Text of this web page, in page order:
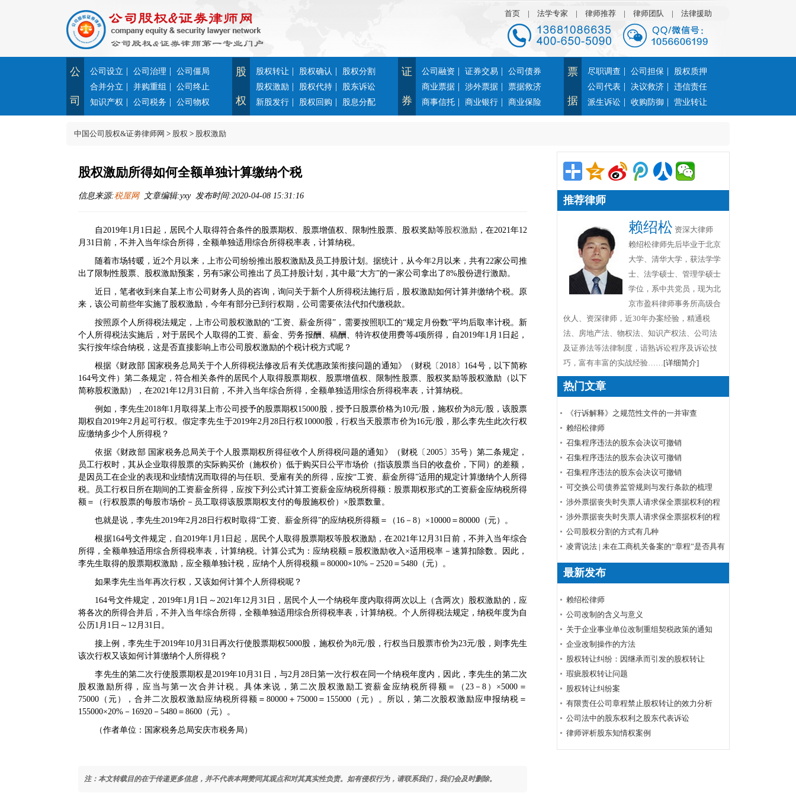
首页 | 法学专家 | 律师推荐 | 律师团队 | 法律援助
公
司
公司设立 | 公司治理 |
公司僵局
合并分立 | 并购重组 |
公司终止
知识产权 | 公司税务 | 公司物权
股
权
股权转让 | 股权确认 |
股权分割
股权激励 | 股权代持 |
股东诉讼
新股发行 | 股权回购 | 股息分配
证
券
公司融资 | 证券交易 |
公司债券
商业票据 | 涉外票据 |
票据救济
商事信托 | 商业银行 | 商业保险
票
据
尽职调查 | 公司担保 |
股权质押
公司代表 | 决议救济 |
违信责任
派生诉讼 | 收购防御 | 营业转让
中国公司股权&证劵律师网 > 股权 > 股权激励
股权激励所得如何全额单独计算缴纳个税
信息来源:税屋网文章编辑:yxy 发布时间:2020-04-08 15:31:16
自2019年1月1日起，居民个人取得符合条件的股票期权、股票增值权、限制性股票、股权奖励等股权激励 ，在2021年12
月31日前，不并入当年综合所得，全额单独适用综合所得税率表，计算纳税。
随着市场转暖，近2个月以来，上市公司纷纷推出股权激励及员工持股计划。据统计，从今年2月以来，共有22家公司推
出了限制性股票、股权激励预案，另有5家公司推出了员工持股计划，其中最“大方”的一家公司拿出了8%股份进行激励。
近日，笔者收到来自某上市公司财务人员的咨询，询问关于新个人所得税法施行后，股权激励如何计算并缴纳个税。原
来，该公司前些年实施了股权激励，今年有部分已到行权期，公司需要依法代扣代缴税款。
按照原个人所得税法规定，上市公司股权激励的“工资、薪金所得”，需要按照职工的“规定月份数”平均后取率计税。 新
个人所得税法实施后，对于居民个人取得的工资、薪金、劳务报酬、稿酬、特许权使用费等4项所得，自2019年1月1日起，
实行按年综合纳税，这是否直接影响上市公司股权激励的个税计税方式呢？
根据《财政部 国家税务总局关于个人所得税法修改后有关优惠政策衔接问题的通知》（ 财税〔2018〕164号，以下简称
164号文件）第二条规定，符合相关条件的居民个人取得股票期权、股票增值权、限制性股票、股权奖励等股权激励（以下
简称股权激励），在2021年12月31日前，不并入当年综合所得，全额单独适用综合所得税率表，计算纳税。
例如，李先生2018年1月取得某上市公司授予的股票期权15000股，授予日股票价格为10元/股，施权价为8元/股，该股票
期权自2019年2月起可行权。假定李先生于2019年2月28日行权10000股，行权当天股票市价为16元/股，那么李先生此次行权
应缴纳多少个人所得税？
依据《财政部 国家税务总局关于个人股票期权所得征收个人所得税问题的通知 》（ 财税〔2005〕35号 ）第二条规定，
员工行权时，其从企业取得股票的实际购买价（施权价）低于购买日公平市场价（指该股票当日的收盘价，下同）的差额，
是因员工在企业的表现和业绩情况而取得的与任职、受雇有关的所得，应按“工资、薪金所得”适用的规定计算缴纳个人所得
税。员工行权日所在期间的工资薪金所得，应按下列公式计算工资薪金应纳税所得额：股票期权形式的工资薪金应纳税所得
额＝（行权股票的每股市场价－员工取得该股票期权支付的每股施权价）×股票数量。
也就是说，李先生2019年2月28日行权时取得“工资、薪金所得”的应纳税所得额＝（16－8）×10000＝80000（元）。
根据164号文件规定，自2019年1月1日起，居民个人取得股票期权等股权激励，在2021年12月31日前，不并入当年综合
所得，全额单独适用综合所得税率表，计算纳税。计算公式为：应纳税额＝股权激励收入×适用税率－速算扣除数。因此，
李先生取得的股票期权激励，应全额单独计税，应纳个人所得税额＝80000×10%－2520＝5480（元）。
如果李先生当年再次行权，又该如何计算个人所得税呢？
164号文件规定，2019年1月1日～2021年12月31日，居民个人一个纳税年度内取得两次以上（含两次）股权激励的，应
将各次的所得合并后，不并入当年综合所得，全额单独适用综合所得税率表，计算纳税。个人所得税法规定，纳税年度为自
公历1月1日～12月31日。
接上例，李先生于2019年10月31日再次行使股票期权5000股，施权价为8元/股，行权当日股票市价为23元/股，则李先生
该次行权又该如何计算缴纳个人所得税？
李先生的第二次行使股票期权是2019年10月31日，与2月28日第一次行权在同一个纳税年度内，因此，李先生的第二次
股权激励所得，应当与第一次合并计税。具体来说，第二次股权激励工资薪金应纳税所得额＝（23－8）×5000＝
75000（元），合并二次股权激励应纳税所得额＝80000＋75000＝155000（元）。所以，第二次股权激励应申报纳税＝
155000×20%－16920－5480＝8600（元）。
（作者单位：国家税务总局安庆市税务局）
注：本文转载目的在于传递更多信息，并不代表本网赞同其观点和对其真实性负责。如有侵权行为，请联系我们，我们会及时删除。
推荐律师
赖绍松 资深大律师
赖绍松律师先后毕业于北京
大学、清华大学，获法学学
士、法学硕士、管理学硕士
学位，系中共党员，现为北
京市盈科律师事务所高级合
伙人、资深律师，近30年办案经验，精通税
法、房地产法、物权法、知识产权法、公司法
及证券法等法律制度，谙熟诉讼程序及诉讼技
巧，富有丰富的实战经验……[详细简介]
热门文章
《行诉解释》之规范性文件的一并审查
赖绍松律师
召集程序违法的股东会决议可撤销
召集程序违法的股东会决议可撤销
召集程序违法的股东会决议可撤销
可交换公司债券监管规则与发行条款的梳理
涉外票据丧失时失票人请求保全票据权利的程
序
涉外票据丧失时失票人请求保全票据权利的程
序
公司股权分割的方式有几种
凌霄说法 | 未在工商机关备案的“章程”是否具有
公司章程的效力？
最新发布
赖绍松律师
公司改制的含义与意义
关于企业事业单位改制重组契税政策的通知
企业改制操作的方法
股权转让纠纷：因继承而引发的股权转让
瑕疵股权转让问题
股权转让纠纷案
有限责任公司章程禁止股权转让的效力分析
公司法中的股东权利之股东代表诉讼
律师评析股东知情权案例